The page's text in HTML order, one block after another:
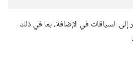
إلى السياقات في الإضافة، بما في ذلك